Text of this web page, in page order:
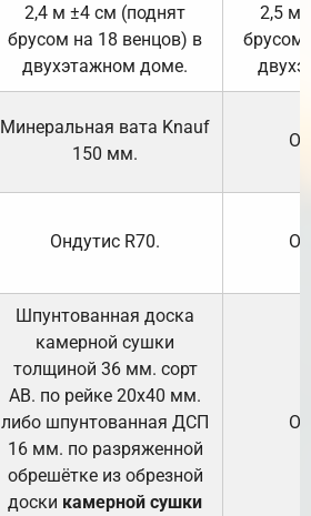
2,4 м ±4 см (поднят
брусом на 18 венцов) в
двухэтажном доме.
2,5 м
брусом
Минеральная вата Knauf
150 мм.
Ондутис R70.
Шпунтованная доска
камерной сушки
толщиной 36 мм. сорт
АВ. по рейке 20х40 мм.
либо шпунтованная ДСП
16 мм. по разряженной
обрешётке из обрезной
доски камерной сушки